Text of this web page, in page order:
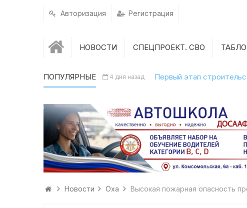
Авторизация Регистрация
НОВОСТИ СПЕЦПРОЕКТ. СВО
ПОПУЛЯРНЫЕ 4 дня назад Первый этап
Новости Оха Высокая пожарная опасность